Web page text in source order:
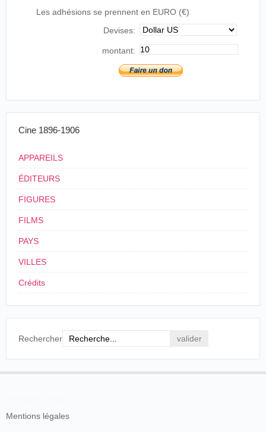
Les adhésions se prennent en EURO (€)
Devises:
montant:
Cine 1896-1906
APPAREILS
ÉDITEURS
FIGURES
FILMS
PAYS
VILLES
Crédits
Rechercher
Mentions légales